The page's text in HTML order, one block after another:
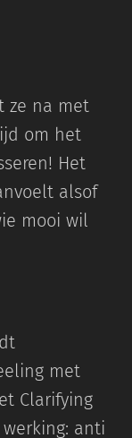
ze na met
om het
Het
alsof
mooi wil
met
Clarifying
anti